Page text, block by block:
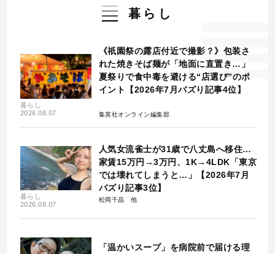
暮らし
暮らし
2026.08.07
《祇園祭の露店付近で撮影？》包装さ
れた焼きそば麺が「地面に直置き…」
夏祭りで食中毒を避ける“店選び”のポ
イント【2026年7月バズり記事4位】
集英社オンライン編集部
暮らし
2026.08.07
人気女流雀士が31歳で八丈島へ移住…
家賃15万円→3万円、1K→4LDK「東京
では壊れてしまうと…」【2026年7月
バズり記事3位】
松岡千晶
「温かいスープ」を病院前で届ける理